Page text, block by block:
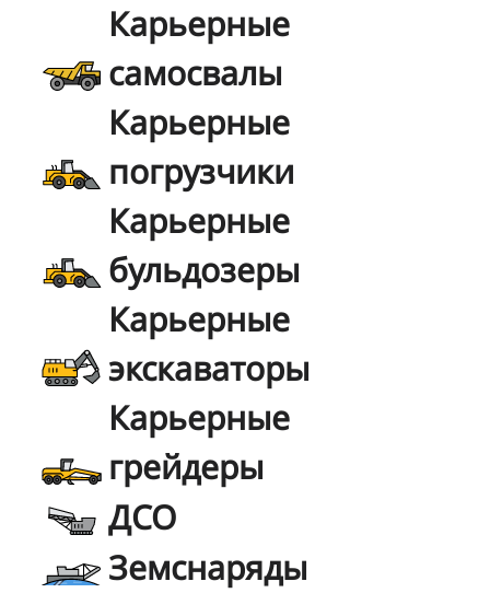
Карьерные
самосвалы
Карьерные
погрузчики
Карьерные
бульдозеры
Карьерные
экскаваторы
Карьерные
грейдеры
ДСО
Земснаряды